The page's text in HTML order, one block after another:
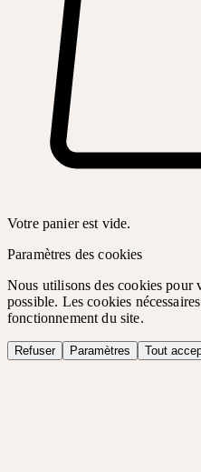
Votre panier est vide.
Paramètres des cookies
Nous utilisons des cookies pour
possible. Les cookies
fonctionnement du site.
Refuser Paramètres Tout